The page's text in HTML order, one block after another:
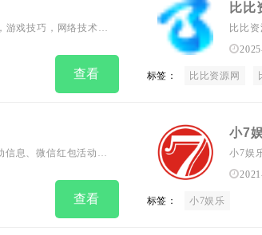
戏技巧，网络技术，
查看
比比
比比
件、
标签： 比比资源网
息、微信红包活动、
查看
小7
小7娱
要访
标签： 小7娱乐